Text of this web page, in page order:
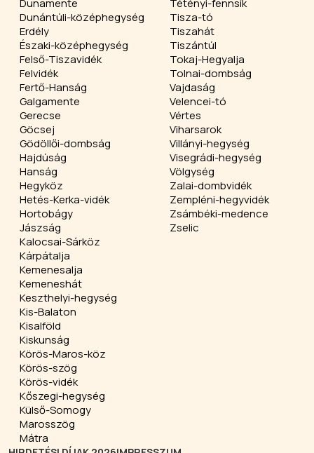
Dunamente
Dunántúli-középhegység
Erdély
Északi-középhegység
Felső-Tiszavidék
Felvidék
Fertő-Hanság
Galgamente
Gerecse
Göcsej
Gödöllői-dombság
Hajdúság
Hanság
Hegyköz
Hetés-Kerka-vidék
Hortobágy
Jászság
Kalocsai-Sárköz
Kárpátalja
Kemenesalja
Kemeneshát
Keszthelyi-hegység
Kis-Balaton
Kisalföld
Kiskunság
Körös-Maros-köz
Körös-szög
Körös-vidék
Kőszegi-hegység
Külső-Somogy
Marosszög
Mátra
Tétényi-fennsík
Tisza-tó
Tiszahát
Tiszántúl
Tokaj-Hegyalja
Tolnai-dombság
Vajdaság
Velencei-tó
Vértes
Viharsarok
Villányi-hegység
Visegrádi-hegység
Völgység
Zalai-dombvidék
Zempléni-hegyvidék
Zsámbéki-medence
Zselic